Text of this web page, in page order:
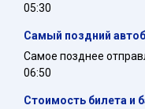
05:30
Самый поздний
Самое позднее
06:50
Стоимость билета и